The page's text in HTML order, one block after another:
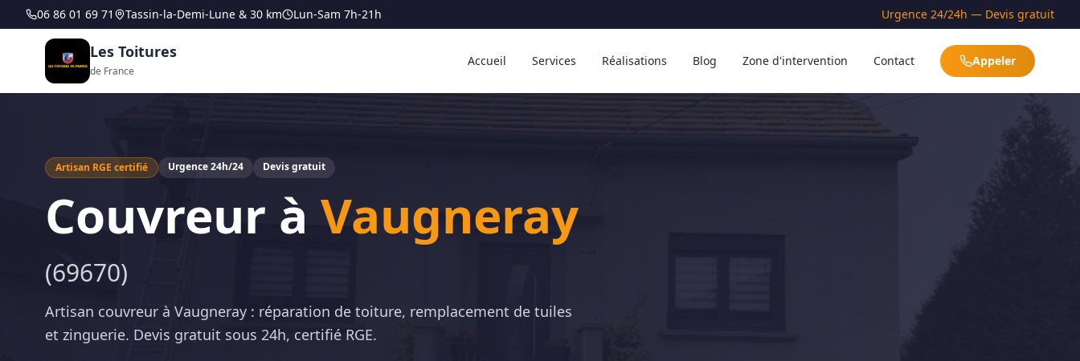
06 86 01 69 71 Tassin-la-Demi-Lune & 30 km Lun-Sam 7h-21h Urgence 24/24h — Devis gratuit
Les Toitures
de France
Accueil Services Réalisations Blog Zone d'intervention Contact Appeler
Artisan RGE certifié Urgence 24h/24 Devis gratuit
Couvreur à Vaugneray
(69670)
Artisan couvreur à Vaugneray : réparation de toiture, remplacement de tuiles
et zinguerie. Devis gratuit sous 24h, certifié RGE.